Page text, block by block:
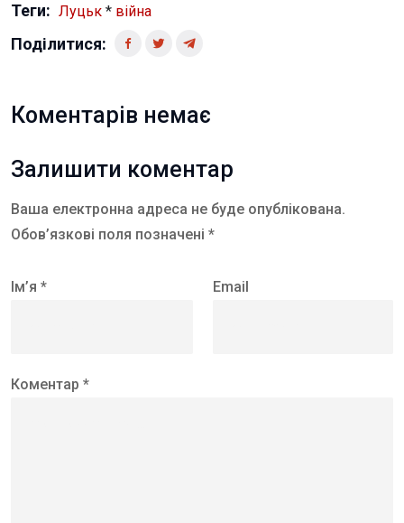
Теги: Луцьк * війна
Поділитися:
Коментарів немає
Залишити коментар
Ваша електронна адреса не буде опублікована.
Обов’язкові поля позначені *
Ім’я * Email
Коментар *